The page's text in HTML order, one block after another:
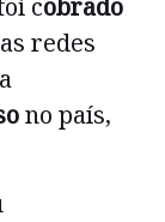
redes
a
no país,